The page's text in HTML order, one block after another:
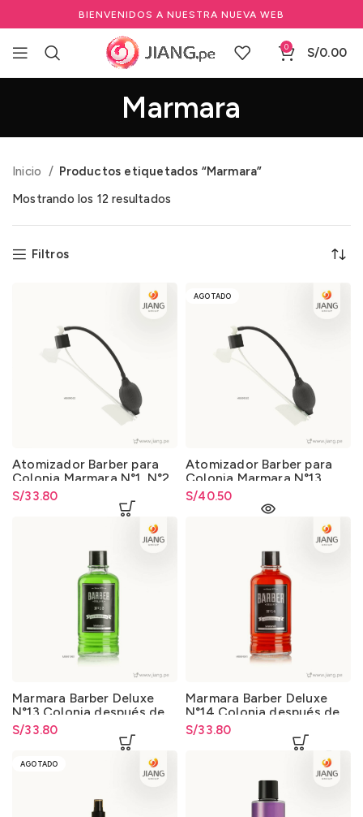
BIENVENIDOS A NUESTRA NUEVA WEB
0 S/0.00
Marmara
Inicio
Productos etiquetados “Marmara”
Mostrando los 12 resultados
Filtros
Atomizador Barber para
Colonia Marmara N°1, N°2,
N°3 y N°4 (500ml.)
S/33.80
AGOTADO
Atomizador Barber para
Colonia Marmara N°13,
N°14 (400ml.)
S/40.50
Marmara Barber Deluxe
N°13 Colonia después de
Afeitar 400ml.
S/33.80
Marmara Barber Deluxe
N°14 Colonia después de
Afeitar 400ml.
S/33.80
AGOTADO